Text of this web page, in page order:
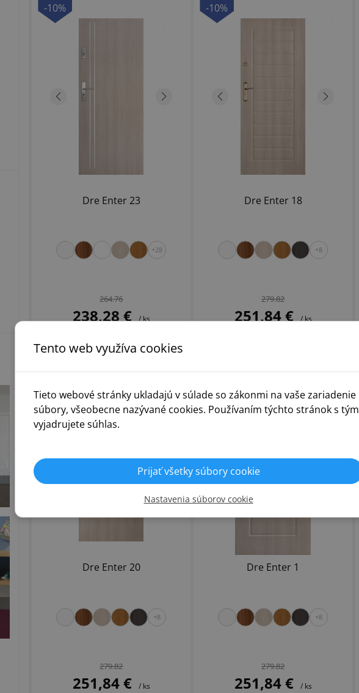
-10%
Dre Enter 23
+28
264.76
238,28 € / ks
DETAIL PRODUKTU
-10%
Dre Enter 18
+8
279.82
251,84 € / ks
-10%
Dre Enter 20
+8
279.82
251,84 € / ks
-10%
Dre Enter 1
+8
279.82
251,84 € / ks
Tento web využíva cookies
Tieto webové stránky ukladajú v súlade so zákonmi na vaše zariadenie
súbory, všeobecne nazývané cookies. Používaním týchto stránok s tým
vyjadrujete súhlas.
Prijať všetky súbory cookie
Nastavenia súborov cookie